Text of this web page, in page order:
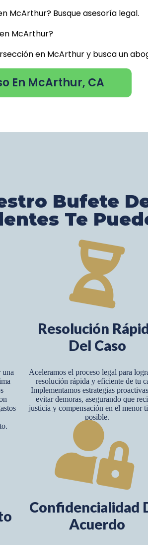
McArthur? Busque asesoría legal.
McArthur?
en McArthur y busca un
En McArthur, CA
Bufete
Te
una
Resolución
Del Caso
Aceleramos el proceso legal para
resolución rápida y eficiente de tu
Implementamos estrategias
evitar demoras, asegurando que
justicia y compensación en el menor
posible.
Confidencialidad
Acuerdo